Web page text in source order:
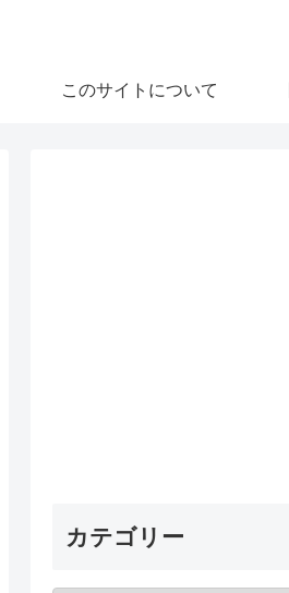
このサイトについて
カテゴリー